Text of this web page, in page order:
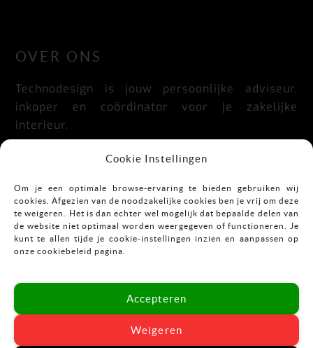
Cookie Instellingen
Om je een optimale browse-ervaring te bieden gebruiken wij
cookies. Afgezien van de noodzakelijke cookies ben je vrij om deze
te weigeren. Het is dan echter wel mogelijk dat bepaalde delen van
de website niet optimaal worden weergegeven of functioneren. Je
kunt te allen tijde je cookie-instellingen inzien en aanpassen op
onze cookiebeleid pagina.
Accepteren
Weigeren
OVER ONS
Technodesign is jouw persoonlijke adviseur,
inkoper en coördinator voor je zakelijke
interieur.
Praktisch, doordacht, stijlvol en flexibel.
CONTACT
Mekkelholtsweg 7
E:info@vastgoedinrichting.nl